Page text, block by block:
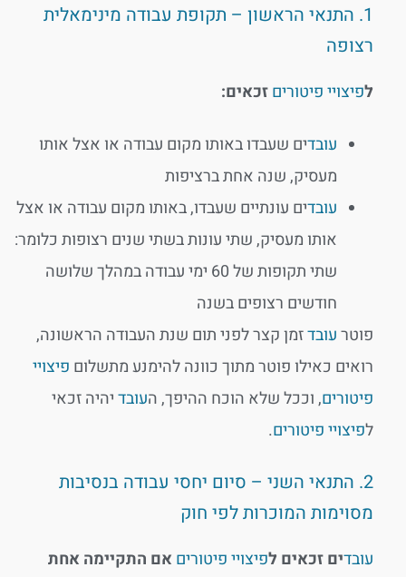
1. התנאי הראשון – תקופת עבודה מינימאלית
רצופה
לפיצויי פיטוריםזכאים:
עובדים שעבדו באותו מקום עבודה או אצל אותו
מעסיק, שנה אחת ברציפות
עובדים עונתיים שעבדו, באותו מקום עבודה או אצל
אותו מעסיק, שתי עונות בשתי שנים רצופות כלומר:
שתי תקופות של 60 ימי עבודה במהלך שלושה
חודשים רצופים בשנה
פוטרעובדזמן קצר לפני תום שנת העבודה הראשונה,
רואים כאילו פוטר מתוך כוונה להימנע מתשלוםפיצויי
פיטורים, וככל שלא הוכח ההיפך, העובדיהיה זכאי
לפיצויי פיטורים.
2. התנאי השני – סיום יחסי עבודה בנסיבות
מסוימות המוכרות לפי חוק
עובדים זכאים לפיצויי פיטוריםאם התקיימה אחת